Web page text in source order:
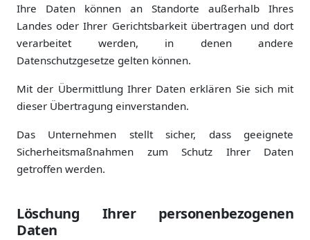
Ihre Daten können an Standorte außerhalb Ihres
Landes oder Ihrer Gerichtsbarkeit übertragen und dort
verarbeitet werden, in denen andere
Datenschutzgesetze gelten können.
Mit der Übermittlung Ihrer Daten erklären Sie sich mit
dieser Übertragung einverstanden.
Das Unternehmen stellt sicher, dass geeignete
Sicherheitsmaßnahmen zum Schutz Ihrer Daten
getroffen werden.
Löschung Ihrer personenbezogenen
Daten